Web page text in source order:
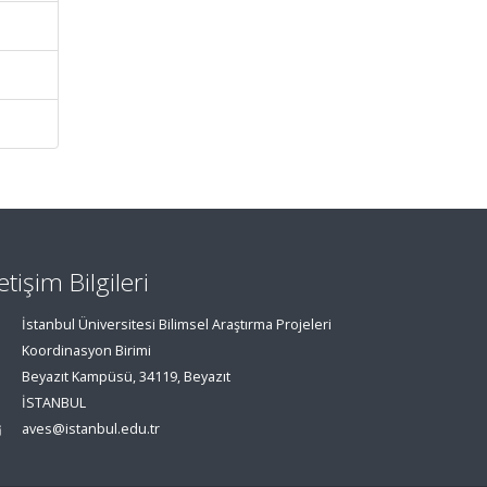
Bilgileri
İstanbul Üniversitesi Bilimsel Araştırma Projeleri
Koordinasyon Birimi
Beyazıt Kampüsü, 34119, Beyazıt
İSTANBUL
aves@istanbul.edu.tr